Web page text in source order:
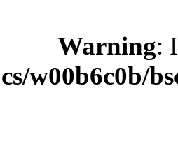
Warning:
w00b6c0b/